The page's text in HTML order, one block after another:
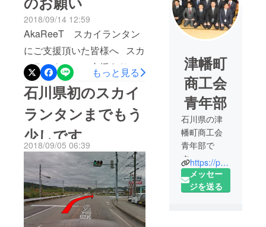
2018/09/14 12:59
AkaReeT スカイランタン
にご支援頂いた皆様へ スカ
イランタンのご支援ありが
とうございました。 非常に
多くの方に天候の悪い中ご
参加頂き、石川県内初にな
る「スカイランタン」を行
うことができました。 奇跡
的にスカイランタンのリ
リース前後の時間は雨も上
がり、風もなく、最高の瞬
間を皆様と共有できたこと
もっと見る
石川県初のスカイ
ランタンまでもう
少しです
2018/09/05 06:39
津幡町
商工会
青年部
石川県の津
幡町商工会
青年部で
す。
僕たちは津
幡町内の事
https://peraichi.com/landing_pages/view/akareet1300
メッセー
ジを送る